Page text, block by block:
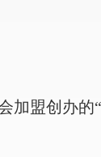
盟创办的